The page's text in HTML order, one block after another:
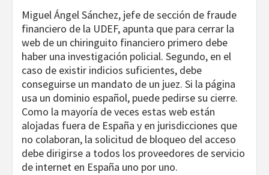
Miguel Ángel Sánchez, jefe de sección de fraude
financiero de la UDEF, apunta que para cerrar la
web de un chiringuito financiero primero debe
haber una investigación policial. Segundo, en el
caso de existir indicios suficientes, debe
conseguirse un mandato de un juez. Si la página
usa un dominio español, puede pedirse su cierre.
Como la mayoría de veces estas web están
alojadas fuera de España y en jurisdicciones que
no colaboran, la solicitud de bloqueo del acceso
debe dirigirse a todos los proveedores de servicio
de internet en España uno por uno.